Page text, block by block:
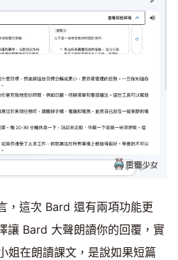
，這次 Bard 還有兩項功能更
讓 Bard 大聲朗讀你的回覆，實
姐在朗讀課文，是說如果短篇